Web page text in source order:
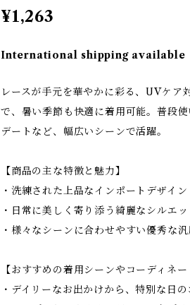
¥1,263
International shipping available
レースが手元を華やかに彩る、UVケア
で、暑い季節も快適に着用可能。普段
デートなど、幅広いシーンで活躍。
【商品の主な特徴と魅力】
・洗練された上品なインポートデザイン
・日常に美しく寄り添う綺麗なシルエッ
・様々なシーンに合わせやすい優秀な
【おすすめの着用シーンやコーディネー
・デイリーなお出かけから、特別な日